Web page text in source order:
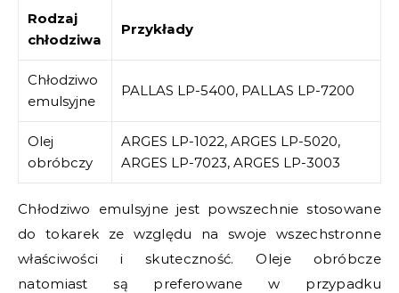
Rodzaj
chłodziwa
Przykłady
Chłodziwo
emulsyjne
PALLAS LP-5400, PALLAS LP-7200
Olej
obróbczy
ARGES LP-1022, ARGES LP-5020,
ARGES LP-7023, ARGES LP-3003
Chłodziwo emulsyjne jest powszechnie stosowane
do tokarek ze względu na swoje wszechstronne
właściwości i skuteczność. Oleje obróbcze
natomiast są preferowane w przypadku